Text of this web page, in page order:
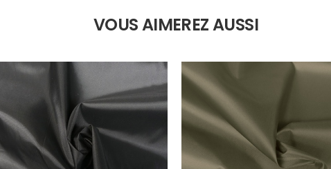
VOUS AIMEREZ AUSSI